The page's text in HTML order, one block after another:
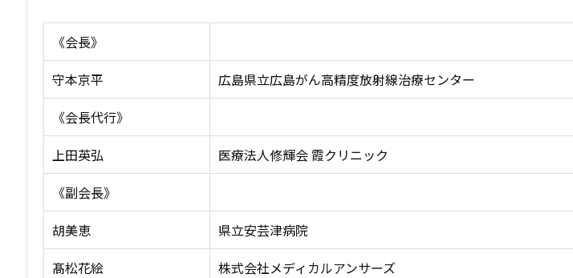
《会長》
守本京平
広島県立広島がん高精度放射線治療センター
《会長代行》
上田英弘
医療法人修輝会 霞クリニック
《副会長》
胡美恵
県立安芸津病院
髙松花絵
株式会社メディカルアンサーズ